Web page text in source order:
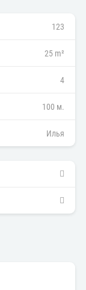
123
25 m²
4
100 м.
Илья